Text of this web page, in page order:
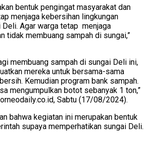
bentuk pengingat masyarakat dan
menjaga kebersihan lingkungan
Deli. Agar warga tetap menjaga
tidak membuang sampah di sungai,”
membuang sampah di sungai Deli ini,
mereka untuk bersama-sama
Kemudian program bank sampah.
mengumpulkan botot sebanyak 1 ton,”
Sabtu (17/08/2024).
bahwa kegiatan ini merupakan bentuk
supaya memperhatikan sungai Deli.